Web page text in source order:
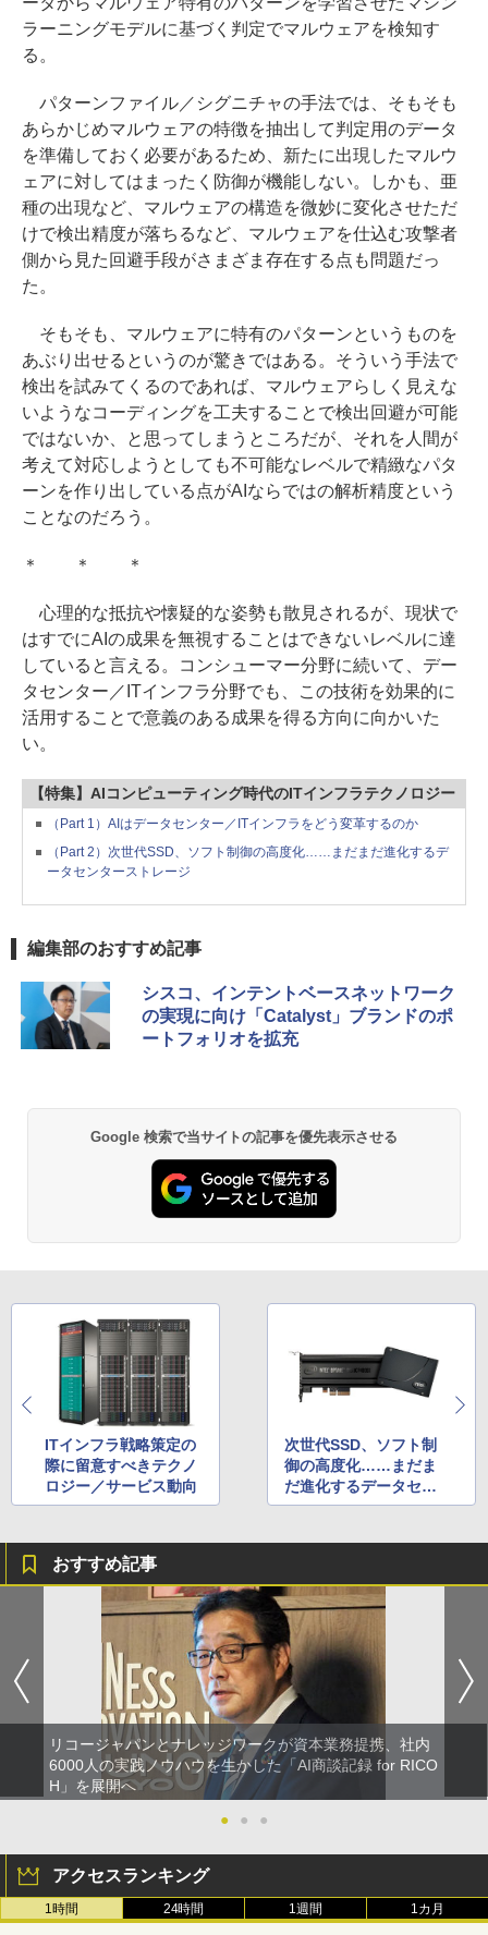
ラーニングモデルに基づく判定でマルウェアを検知す
る。
パターンファイル／シグニチャの手法では、そもそも
あらかじめマルウェアの特徴を抽出して判定用のデータ
を準備しておく必要があるため、新たに出現したマルウ
ェアに対してはまったく防御が機能しない。しかも、亜
種の出現など、マルウェアの構造を微妙に変化させただ
けで検出精度が落ちるなど、マルウェアを仕込む攻撃者
側から見た回避手段がさまざま存在する点も問題だっ
た。
そもそも、マルウェアに特有のパターンというものを
あぶり出せるというのが驚きではある。そういう手法で
検出を試みてくるのであれば、マルウェアらしく見えな
いようなコーディングを工夫することで検出回避が可能
ではないか、と思ってしまうところだが、それを人間が
考えて対応しようとしても不可能なレベルで精緻なパタ
ーンを作り出している点がAIならではの解析精度という
ことなのだろう。
＊ ＊ ＊
心理的な抵抗や懐疑的な姿勢も散見されるが、現状で
はすでにAIの成果を無視することはできないレベルに達
していると言える。コンシューマー分野に続いて、デー
タセンター／ITインフラ分野でも、この技術を効果的に
活用することで意義のある成果を得る方向に向かいた
い。
【特集】AIコンピューティング時代のITインフラテクノロジー
（Part 1）AIはデータセンター／ITインフラをどう変革するのか
（Part 2）次世代SSD、ソフト制御の高度化……まだまだ進化するデ
ータセンターストレージ
編集部のおすすめ記事
シスコ、インテントベースネットワーク
の実現に向け「Catalyst」ブランドのポ
ートフォリオを拡充
Google 検索で当サイトの記事を優先表示させる
ITインフラ戦略策定の
際に留意すべきテクノ
ロジー／サービス動向
次世代SSD、ソフト制
御の高度化……まだま
だ進化するデータセン
ターストレージ
おすすめ記事
リコージャパンとナレッジワークが資本業務提携、社内
6000人の実践ノウハウを生かした「AI商談記録 for RICO
H」を展開へ
●
● ●
アクセスランキング
1時間 24時間 1週間 1カ月